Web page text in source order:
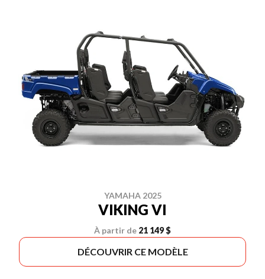
YAMAHA 2025
VIKING VI
À partir de 21 149 $
DÉCOUVRIR CE MODÈLE